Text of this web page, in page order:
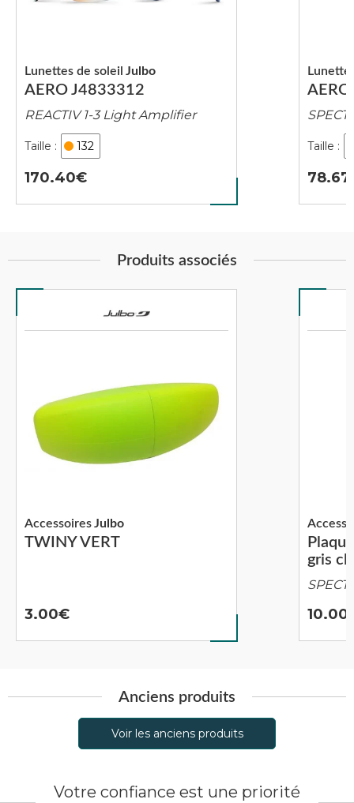
AERO J4833312
Lunettes de soleil Julbo
REACTIV 1-3 Light Amplifier
132
170.40 78.67
Produits associés
TWINY VERT
AccessoiresJulbo
3.00
gris
10.00
Anciens produits
Voir les anciens produits
Votre confiance est une priorité